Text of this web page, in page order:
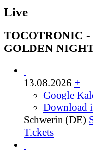
Live
TOCOTRONIC -
GOLDEN
13.08.2026 +
Google
Download
Schwerin (DE)
Tickets